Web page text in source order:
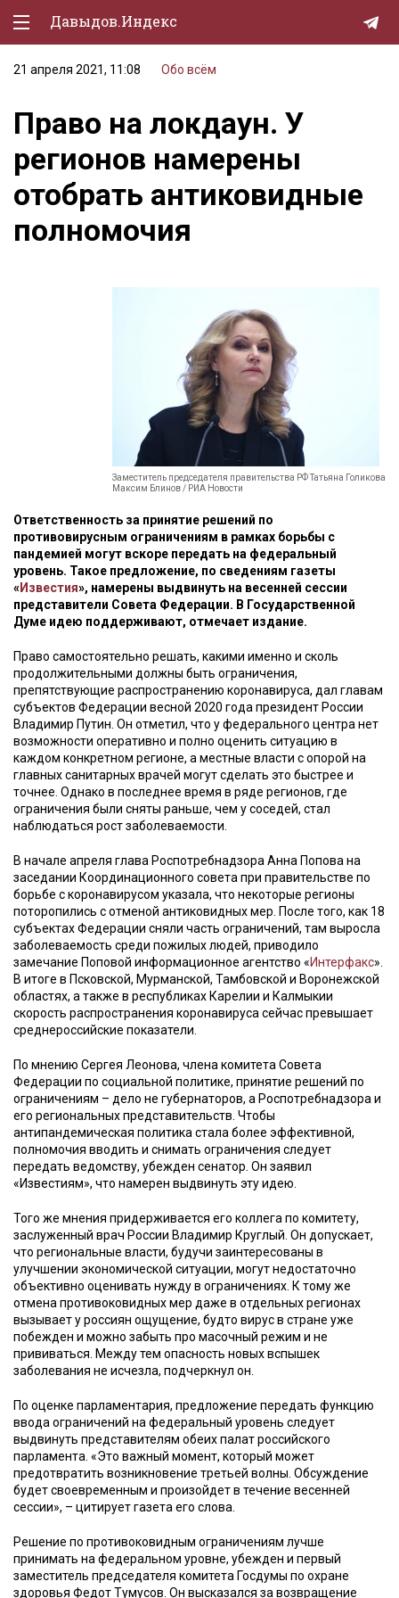
Давыдов.Индекс
Политическая жизнь
Экономика
Природа
Образование
Спорт
21 апреля 2021, 11:08 Обо всём
Право на локдаун. У
регионов намерены
отобрать антиковидные
полномочия
Заместитель председателя правительства РФ Татьяна Голикова
Максим Блинов / РИА Новости
Ответственность за принятие решений по
противовирусным ограничениям в рамках борьбы с
пандемией могут вскоре передать на федеральный
уровень. Такое предложение, по сведениям газеты
«Известия», намерены выдвинуть на весенней сессии
представители Совета Федерации. В Государственной
Думе идею поддерживают, отмечает издание.
Право самостоятельно решать, какими именно и сколь
продолжительными должны быть ограничения,
препятствующие распространению коронавируса, дал главам
субъектов Федерации весной 2020 года президент России
Владимир Путин. Он отметил, что у федерального центра нет
возможности оперативно и полно оценить ситуацию в
каждом конкретном регионе, а местные власти с опорой на
главных санитарных врачей могут сделать это быстрее и
точнее. Однако в последнее время в ряде регионов, где
ограничения были сняты раньше, чем у соседей, стал
наблюдаться рост заболеваемости.
В начале апреля глава Роспотребнадзора Анна Попова на
заседании Координационного совета при правительстве по
борьбе с коронавирусом указала, что некоторые регионы
поторопились с отменой антиковидных мер. После того, как 18
субъектах Федерации сняли часть ограничений, там выросла
заболеваемость среди пожилых людей, приводило
замечание Поповой информационное агентство «Интерфакс».
В итоге в Псковской, Мурманской, Тамбовской и Воронежской
областях, а также в республиках Карелии и Калмыкии
скорость распространения коронавируса сейчас превышает
среднероссийские показатели.
По мнению Сергея Леонова, члена комитета Совета
Федерации по социальной политике, принятие решений по
ограничениям – дело не губернаторов, а Роспотребнадзора и
его региональных представительств. Чтобы
антипандемическая политика стала более эффективной,
полномочия вводить и снимать ограничения следует
передать ведомству, убежден сенатор. Он заявил
«Известиям», что намерен выдвинуть эту идею.
Того же мнения придерживается его коллега по комитету,
заслуженный врач России Владимир Круглый. Он допускает,
что региональные власти, будучи заинтересованы в
улучшении экономической ситуации, могут недостаточно
объективно оценивать нужду в ограничениях. К тому же
отмена противоковидных мер даже в отдельных регионах
вызывает у россиян ощущение, будто вирус в стране уже
побежден и можно забыть про масочный режим и не
прививаться. Между тем опасность новых вспышек
заболевания не исчезла, подчеркнул он.
По оценке парламентария, предложение передать функцию
ввода ограничений на федеральный уровень следует
выдвинуть представителям обеих палат российского
парламента. «Это важный момент, который может
предотвратить возникновение третьей волны. Обсуждение
будет своевременным и произойдет в течение весенней
сессии», – цитирует газета его слова.
Решение по противоковидным ограничениям лучше
принимать на федеральном уровне, убежден и первый
заместитель председателя комитета Госдумы по охране
здоровья Федот Тумусов. Он высказался за возвращение